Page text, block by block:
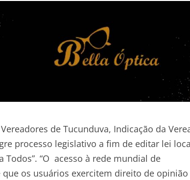
de Tucunduva, Indicação da
processo legislativo a fim de editar lei
“O acesso à rede mundial de
os usuários exercitem direito de opinião